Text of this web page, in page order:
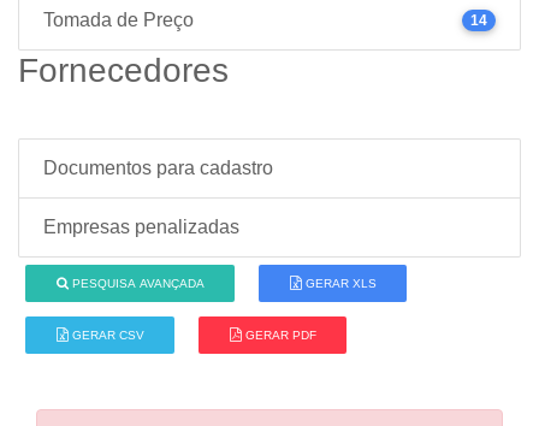
Tomada de Preço 14
Fornecedores
Documentos para cadastro
Empresas penalizadas
PESQUISA AVANÇADA GERAR XLS
GERAR CSV GERAR PDF